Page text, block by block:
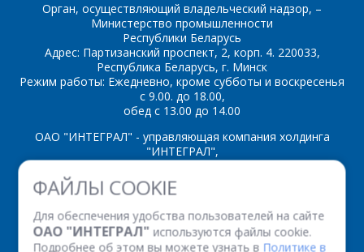
ФАЙЛЫ COOKIE
Для обеспечения удобства пользователей на сайте
ОАО "ИНТЕГРАЛ" используются файлы cookie.
Подробнее об этом вы можете узнать в Политике в
Орган, осуществляющий владельческий надзор, –
Министерство промышленности
Республики Беларусь
Адрес: Партизанский проспект, 2, корп. 4. 220033,
Республика Беларусь, г. Минск
Режим работы: Ежедневно, кроме субботы и воскресенья
с 9.00. до 18.00,
обед с 13.00 до 14.00
ОАО "ИНТЕГРАЛ" - управляющая компания холдинга
"ИНТЕГРАЛ",
ул. Казинца И.П., д.121А, комната 327, г. Минск, 220108,
Республика Беларусь
Факс: (+375 17) 338 12 94 УНП 100386629
Рег. номер 100386629 от 01.08.2013 г.